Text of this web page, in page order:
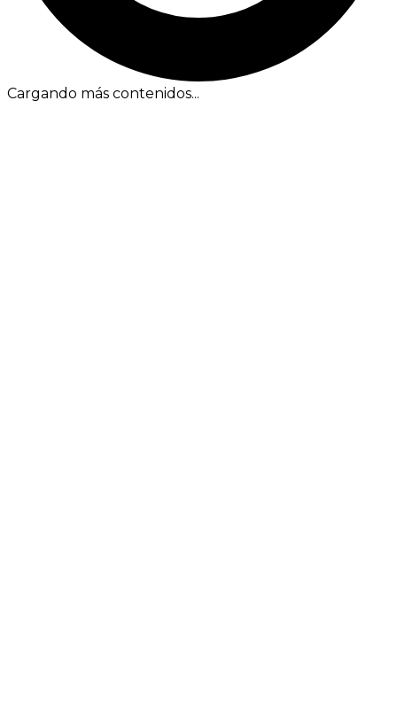
Cargando más contenidos...